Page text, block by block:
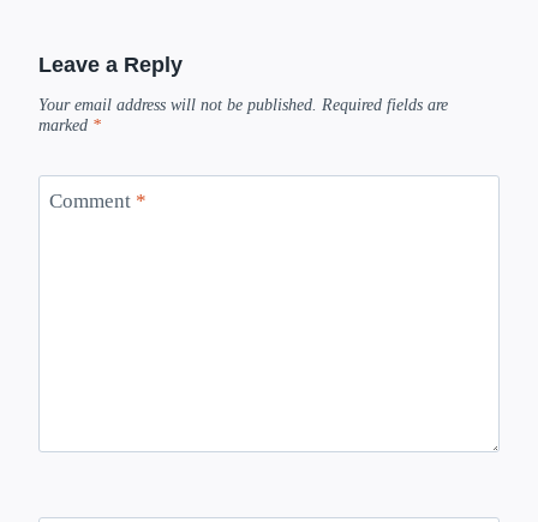
Leave a Reply
Your email address will not be published. Required fields are
marked *
Comment *